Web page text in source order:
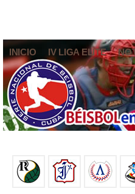
INICIO IV LIGA ELITE